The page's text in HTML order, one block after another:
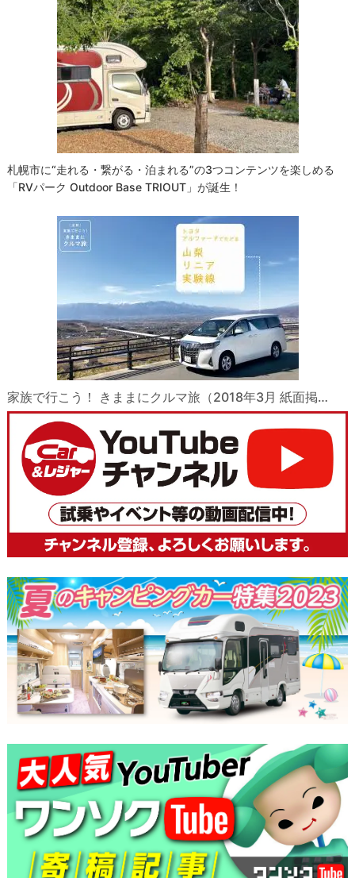
札幌市に“走れる・繋がる・泊まれる”の3つコンテンツを楽しめる
「RVパーク Outdoor Base TRIOUT」が誕生！
家族で行こう！ きままにクルマ旅（2018年3月 紙面掲…